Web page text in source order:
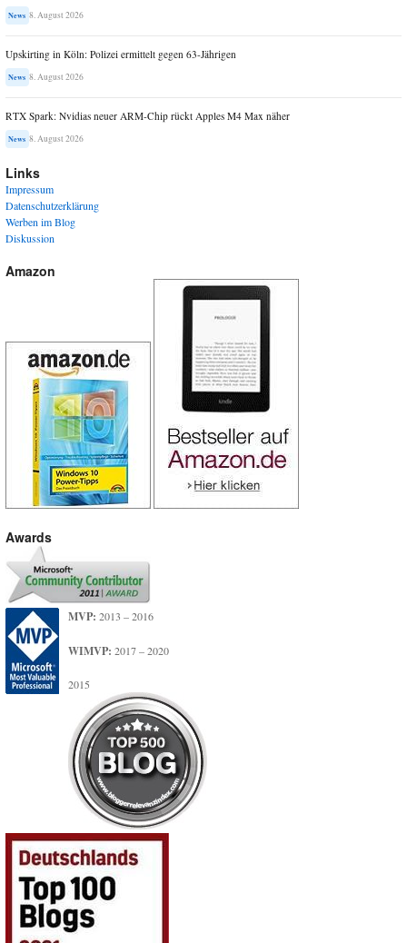
News 8. August 2026
Upskirting in Köln: Polizei ermittelt gegen 63-Jährigen
News 8. August 2026
RTX Spark: Nvidias neuer ARM-Chip rückt Apples M4 Max näher
News 8. August 2026
Links
Impressum
Datenschutzerklärung
Werben im Blog
Diskussion
Amazon
Awards
MVP: 2013 – 2016
WIMVP: 2017 – 2020
2015